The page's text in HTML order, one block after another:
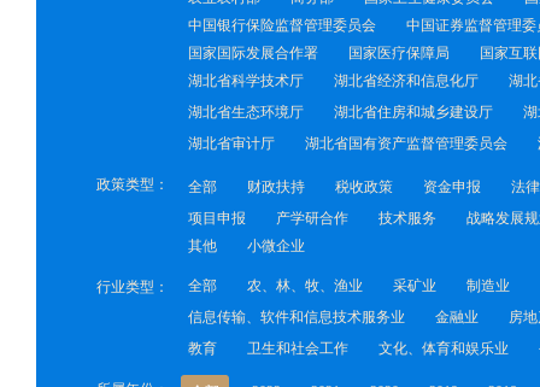
中国银行保险监督管理委员会
中国证券监督管理委
国家国际发展合作署
国家医疗保障局
国家互
湖北省科学技术厅
湖北省经济和信息化厅
湖
湖北省生态环境厅
湖北省住房和城乡建设厅
湖北省审计厅
湖北省国有资产监督管理委员会
政策类型： 全部 财政扶持 税收政策 资金申报
法
项目申报
产学研合作 技术服务
战略发展
其他
小微企业
行业类型： 全部 农、林、牧、渔业 采矿业
制造业
信息传输、软件和信息技术服务业
金融业
房
教育
卫生和社会工作 文化、体育和娱乐业